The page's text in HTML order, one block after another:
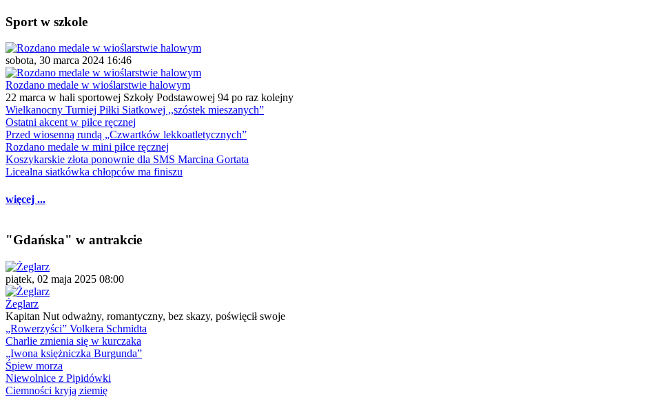
Sport w szkole
sobota, 30 marca 2024 16:46
Rozdano medale w wioślarstwie halowym
22 marca w hali sportowej Szkoły Podstawowej 94 po raz kolejny
Wielkanocny Turniej Piłki Siatkowej ,,szóstek mieszanych”
Ostatni akcent w piłce ręcznej
Przed wiosenną rundą „Czwartków lekkoatletycznych”
Rozdano medale w mini piłce ręcznej
Koszykarskie złota ponownie dla SMS Marcina Gortata
Licealna siatkówka chłopców ma finiszu
więcej ...
"Gdańska" w antrakcie
piątek, 02 maja 2025 08:00
Żeglarz
Kapitan Nut odważny, romantyczny, bez skazy, poświęcił swoje
„Rowerzyści” Volkera Schmidta
Charlie zmienia się w kurczaka
„Iwona księżniczka Burgunda”
Śpiew morza
Niewolnice z Pipidówki
Ciemności kryją ziemię